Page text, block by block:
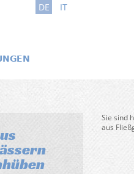
DE IT
Sie sind
aus